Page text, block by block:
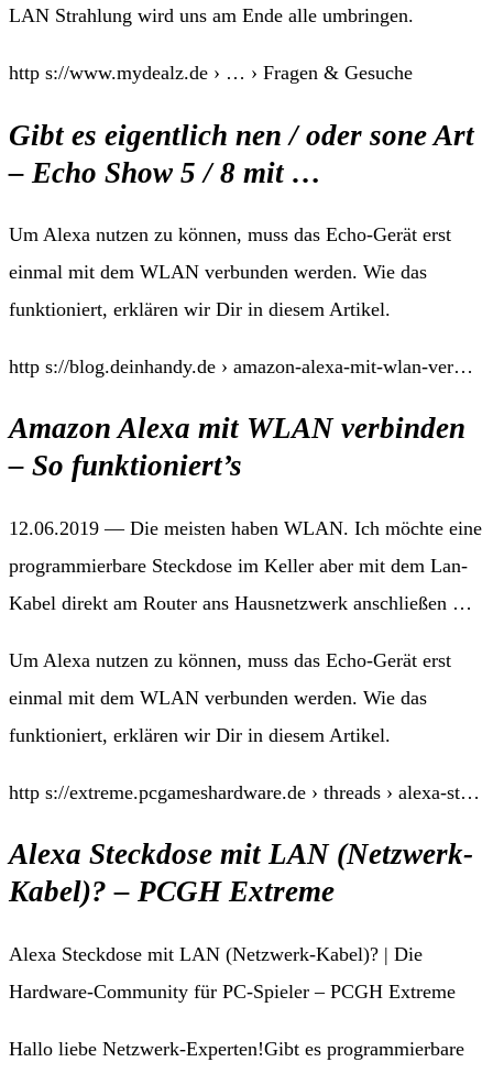
LAN Strahlung wird uns am Ende alle umbringen.
http s://www.mydealz.de › … › Fragen & Gesuche
Gibt es eigentlich nen / oder sone Art
– Echo Show 5 / 8 mit …
Um Alexa nutzen zu können, muss das Echo-Gerät erst
einmal mit dem WLAN verbunden werden. Wie das
funktioniert, erklären wir Dir in diesem Artikel.
http s://blog.deinhandy.de › amazon-alexa-mit-wlan-ver…
Amazon Alexa mit WLAN verbinden
– So funktioniert’s
12.06.2019 — Die meisten haben WLAN. Ich möchte eine
programmierbare Steckdose im Keller aber mit dem Lan-
Kabel direkt am Router ans Hausnetzwerk anschließen …
Um Alexa nutzen zu können, muss das Echo-Gerät erst
einmal mit dem WLAN verbunden werden. Wie das
funktioniert, erklären wir Dir in diesem Artikel.
http s://extreme.pcgameshardware.de › threads › alexa-st…
Alexa Steckdose mit LAN (Netzwerk-
Kabel)? – PCGH Extreme
Alexa Steckdose mit LAN (Netzwerk-Kabel)? | Die
Hardware-Community für PC-Spieler – PCGH Extreme
Hallo liebe Netzwerk-Experten!Gibt es programmierbare